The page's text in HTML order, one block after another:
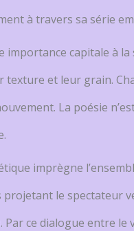
à travers sa série
importance capitale à
et leur grain.
La poésie
imprègne
projetant le spectateur
Par ce dialogue entre